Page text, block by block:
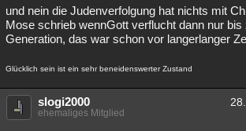
und nein die Judenverfolgung hat nichts mit
Mose schrieb wennGott verflucht dann nur
Generation, das war schon vor langerlanger
Glücklich sein ist ein sehr beneidenswerter Zustand
slogi2000
ehemaliges Mitglied